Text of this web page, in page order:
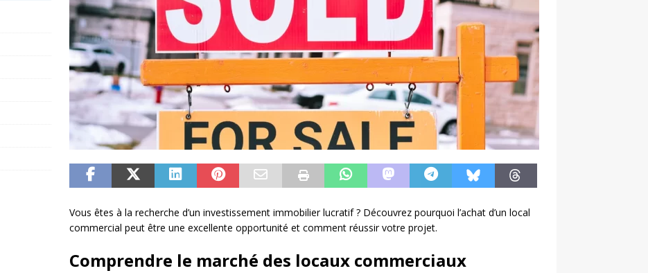
Vous êtes à la recherche d’un investissement immobilier lucratif ? Découvrez pourquoi l’achat d’un local
commercial peut être une excellente opportunité et comment réussir votre projet.
Comprendre le marché des locaux commerciaux